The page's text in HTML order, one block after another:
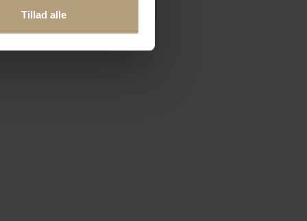
oplysninger, du har givet
Tillad alle